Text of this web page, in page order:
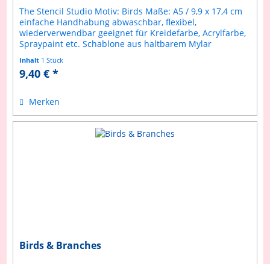
The Stencil Studio Motiv: Birds Maße: A5 / 9,9 x 17,4 cm
einfache Handhabung abwaschbar, flexibel,
wiederverwendbar geeignet für Kreidefarbe, Acrylfarbe,
Spraypaint etc. Schablone aus haltbarem Mylar
Inhalt 1 Stück
9,40 € *
Merken
Birds & Branches